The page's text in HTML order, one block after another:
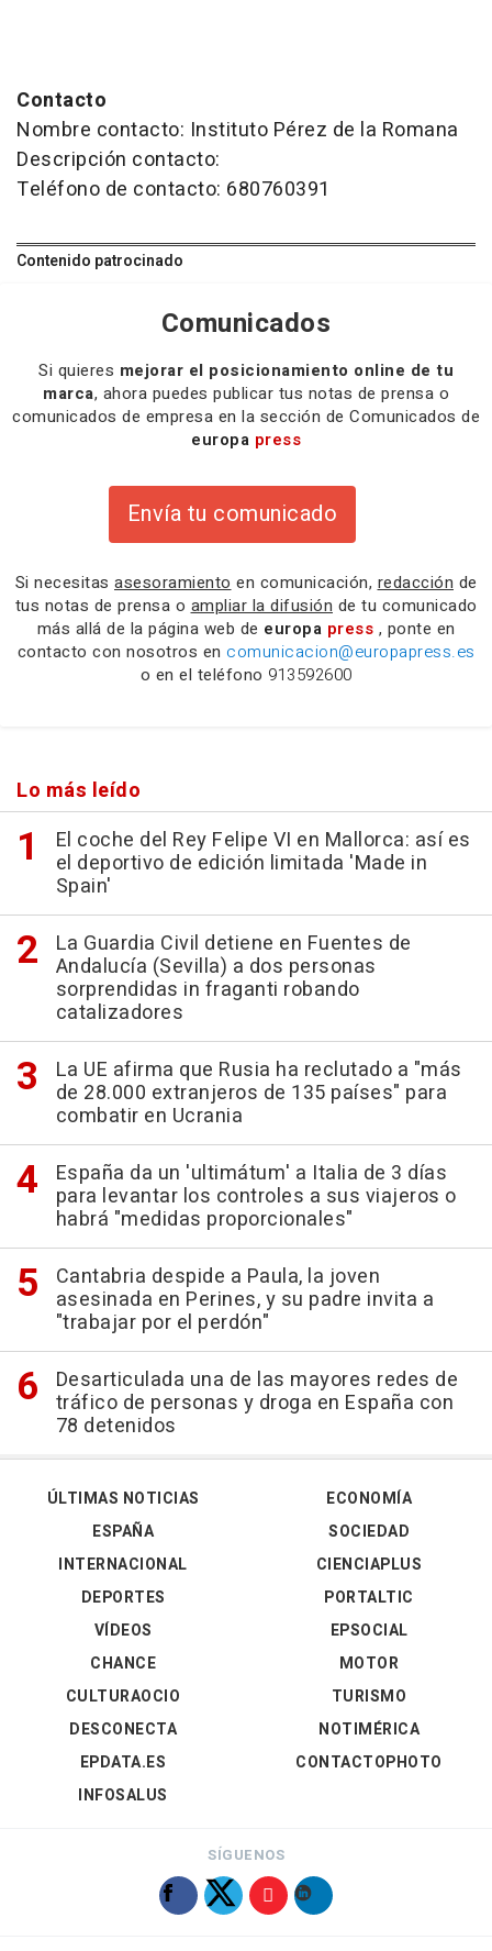
Contacto
Nombre contacto: Instituto Pérez de la Romana
Descripción contacto:
Teléfono de contacto: 680760391
Contenido patrocinado
Comunicados
Si quieres mejorar el posicionamiento online de tu
marca, ahora puedes publicar tus notas de prensa o
comunicados de empresa en la sección de Comunicados de
europa press
Envía tu comunicado
Si necesitas asesoramiento en comunicación, redacción de
tus notas de prensa o ampliar la difusión de tu comunicado
más allá de la página web de europa press , ponte en
contacto con nosotros en comunicacion@europapress.es
o en el teléfono 913592600
Lo más leído
El coche del Rey Felipe VI en Mallorca: así es
el deportivo de edición limitada 'Made in
Spain'
La Guardia Civil detiene en Fuentes de
Andalucía (Sevilla) a dos personas
sorprendidas in fraganti robando
catalizadores
La UE afirma que Rusia ha reclutado a "más
de 28.000 extranjeros de 135 países" para
combatir en Ucrania
España da un 'ultimátum' a Italia de 3 días
para levantar los controles a sus viajeros o
habrá "medidas proporcionales"
Cantabria despide a Paula, la joven
asesinada en Perines, y su padre invita a
"trabajar por el perdón"
Desarticulada una de las mayores redes de
tráfico de personas y droga en España con
78 detenidos
ÚLTIMAS NOTICIAS
ESPAÑA
INTERNACIONAL
DEPORTES
VÍDEOS
ECONOMÍA
SOCIEDAD
CIENCIAPLUS
PORTALTIC
EPSOCIAL
CHANCE
CULTURAOCIO
DESCONECTA
EPDATA.ES
INFOSALUS
MOTOR
TURISMO
NOTIMÉRICA
CONTACTOPHOTO
SÍGUENOS